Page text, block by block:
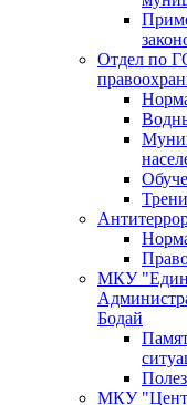
Отдел по
МКУ
Бодай
МКУ